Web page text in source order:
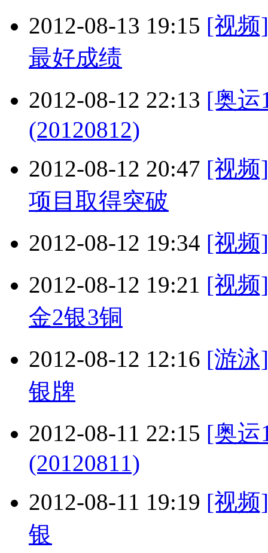
2012-08-13 19:15 [视频
最好成绩
2012-08-12 22:13 [奥运
(20120812)
2012-08-12 20:47 [视频
项目取得突破
2012-08-12 19:34 [视频
2012-08-12 19:21 [视频
金2银3铜
2012-08-12 12:16 [游泳
银牌
2012-08-11 22:15 [奥运
(20120811)
2012-08-11 19:19 [视频
银